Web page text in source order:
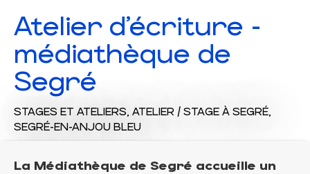
Atelier d’écriture -
médiathèque de
Segré
STAGES ET ATELIERS, ATELIER / STAGE À SEGRÉ,
SEGRÉ-EN-ANJOU BLEU
La Médiathèque de Segré accueille un